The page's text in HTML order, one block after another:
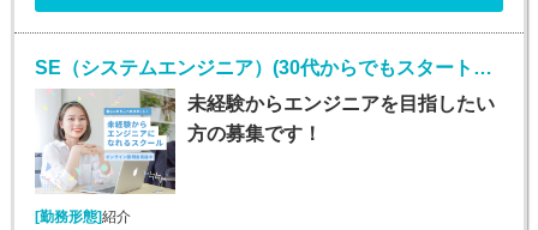
SE（システムエンジニア）(30代からでもスタートできる未経験OKのWEBエンジニア)
未経験からエンジニアを目指したい
方の募集です！
[勤務形態]紹介